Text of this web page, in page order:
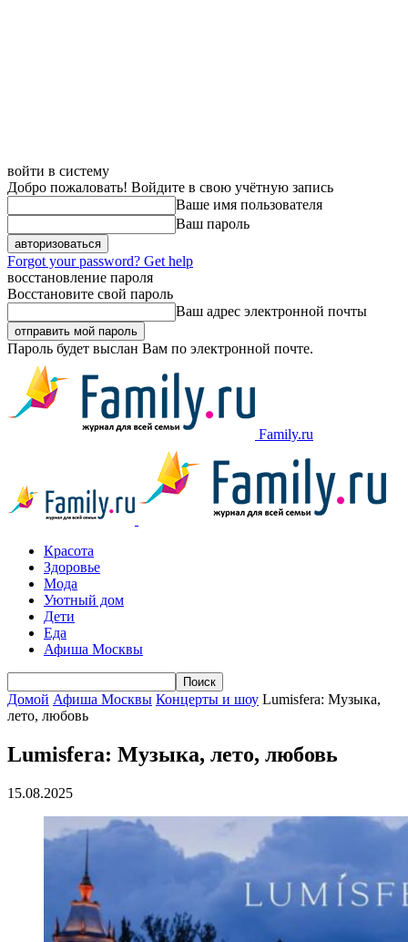
войти в систему
Добро пожаловать! Войдите в свою учётную запись
Ваше имя пользователя
Ваш пароль
Forgot your password? Get help
восстановление пароля
Восстановите свой пароль
Ваш адрес электронной почты
Пароль будет выслан Вам по электронной почте.
Family.ru
Красота
Здоровье
Мода
Уютный дом
Дети
Еда
Афиша Москвы
Домой Афиша Москвы Концерты и шоу Lumisfera: Музыка,
лето, любовь
Lumisfera: Музыка, лето, любовь
15.08.2025